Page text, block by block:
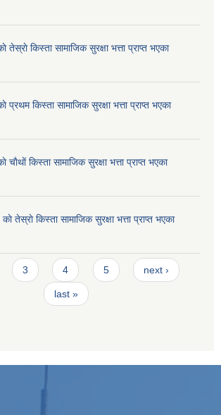
किस्ता सामाजिक सुरक्षा भत्ता प्राप्त भएका
किस्ता सामाजिक सुरक्षा भत्ता प्राप्त भएका
किस्ता सामाजिक सुरक्षा भत्ता प्राप्त भएका
किस्ता सामाजिक सुरक्षा भत्ता प्राप्त भएका
3 4 5 next ›
last »